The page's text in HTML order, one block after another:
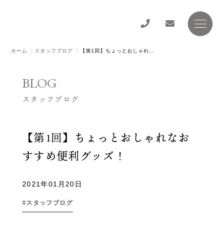
ホーム スタッフブログ
BLOG
スタッフブログ
【第1回】ちょっとおしゃれなお
すすめ便利グッズ！
2021年01月20日
スタッフブログ